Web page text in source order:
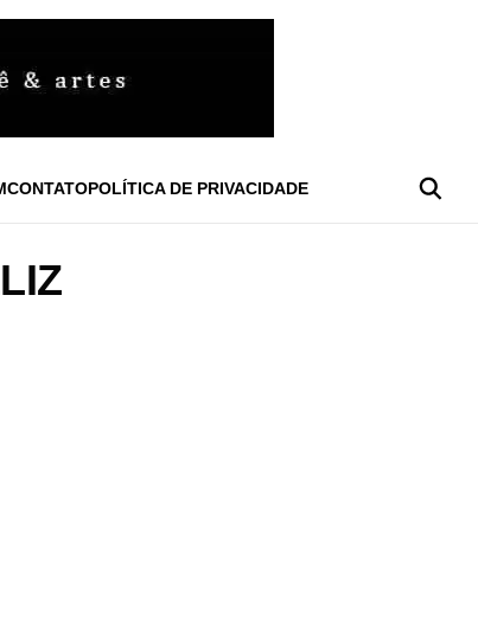
CONTATOPOLÍTICA DE PRIVACIDADE